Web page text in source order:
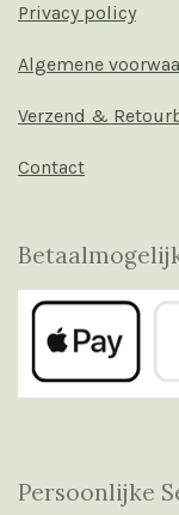
Privacy policy
Algemene
Verzend &
Contact
Persoonlijke